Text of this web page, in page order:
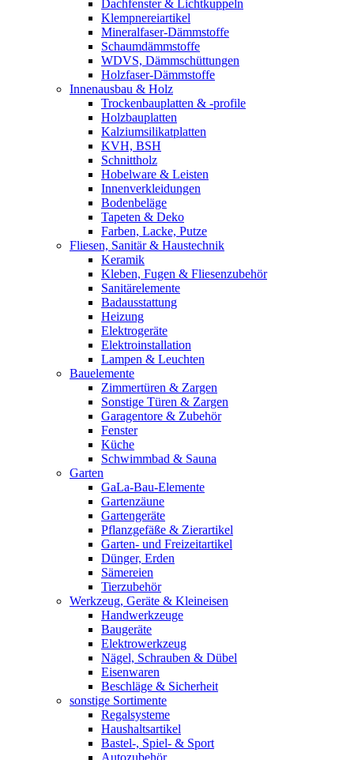
Dachfenster & Lichtkuppeln
Klempnereiartikel
Mineralfaser-Dämmstoffe
Schaumdämmstoffe
WDVS, Dämmschüttungen
Holzfaser-Dämmstoffe
Innenausbau & Holz
Trockenbauplatten & -profile
Holzbauplatten
Kalziumsilikatplatten
KVH, BSH
Schnittholz
Hobelware & Leisten
Innenverkleidungen
Bodenbeläge
Tapeten & Deko
Farben, Lacke, Putze
Fliesen, Sanitär & Haustechnik
Keramik
Kleben, Fugen & Fliesenzubehör
Sanitärelemente
Badausstattung
Heizung
Elektrogeräte
Elektroinstallation
Lampen & Leuchten
Bauelemente
Zimmertüren & Zargen
Sonstige Türen & Zargen
Garagentore & Zubehör
Fenster
Küche
Schwimmbad & Sauna
Garten
GaLa-Bau-Elemente
Gartenzäune
Gartengeräte
Pflanzgefäße & Zierartikel
Garten- und Freizeitartikel
Dünger, Erden
Sämereien
Tierzubehör
Werkzeug, Geräte & Kleineisen
Handwerkzeuge
Baugeräte
Elektrowerkzeug
Nägel, Schrauben & Dübel
Eisenwaren
Beschläge & Sicherheit
sonstige Sortimente
Regalsysteme
Haushaltsartikel
Bastel-, Spiel- & Sport
Autozubehör